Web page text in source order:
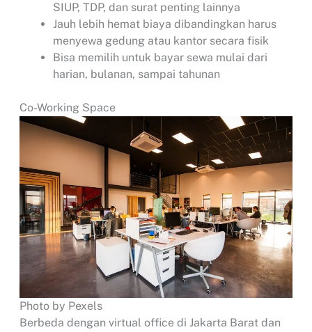
SIUP, TDP, dan surat penting lainnya
Jauh lebih hemat biaya dibandingkan harus
menyewa gedung atau kantor secara fisik
Bisa memilih untuk bayar sewa mulai dari
harian, bulanan, sampai tahunan
Co-Working Space
Photo by Pexels
Berbeda dengan virtual office di Jakarta Barat dan